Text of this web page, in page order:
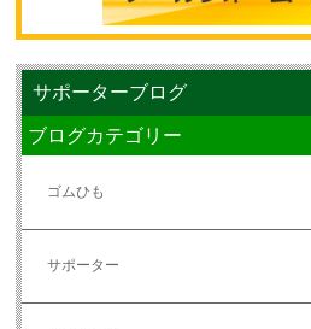
サポーターブログ
ブログカテゴリー
ゴムひも
サポーター